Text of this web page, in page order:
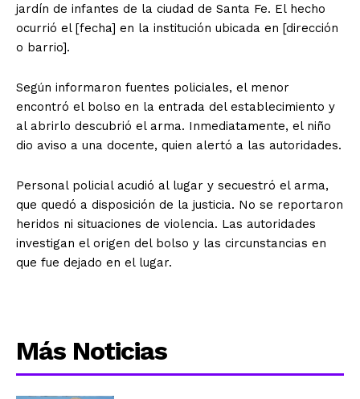
jardín de infantes de la ciudad de Santa Fe. El hecho
ocurrió el [fecha] en la institución ubicada en [dirección
o barrio].
Según informaron fuentes policiales, el menor
encontró el bolso en la entrada del establecimiento y
al abrirlo descubrió el arma. Inmediatamente, el niño
dio aviso a una docente, quien alertó a las autoridades.
Personal policial acudió al lugar y secuestró el arma,
que quedó a disposición de la justicia. No se reportaron
heridos ni situaciones de violencia. Las autoridades
investigan el origen del bolso y las circunstancias en
que fue dejado en el lugar.
Más Noticias